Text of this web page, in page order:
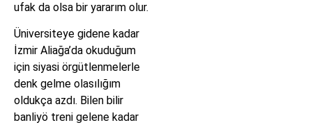
ufak da olsa bir yararım olur.
Üniversiteye gidene kadar
İzmir Aliağa’da okuduğum
için siyasi örgütlenmelerle
denk gelme olasılığım
oldukça azdı. Bilen bilir
banliyö treni gelene kadar